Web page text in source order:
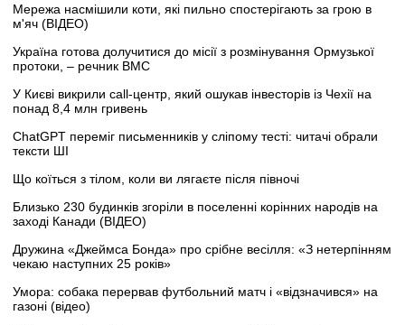
Мережа насмішили коти, які пильно спостерігають за грою в
м'яч (ВІДЕО)
Україна готова долучитися до місії з розмінування Ормузької
протоки, – речник ВМС
У Києві викрили call-центр, який ошукав інвесторів із Чехії на
понад 8,4 млн гривень
ChatGPT переміг письменників у сліпому тесті: читачі обрали
тексти ШІ
Що коїться з тілом, коли ви лягаєте після півночі
Близько 230 будинків згоріли в поселенні корінних народів на
заході Канади (ВІДЕО)
Дружина «Джеймса Бонда» про срібне весілля: «З нетерпінням
чекаю наступних 25 років»
Умора: собака перервав футбольний матч і «відзначився» на
газоні (відео)